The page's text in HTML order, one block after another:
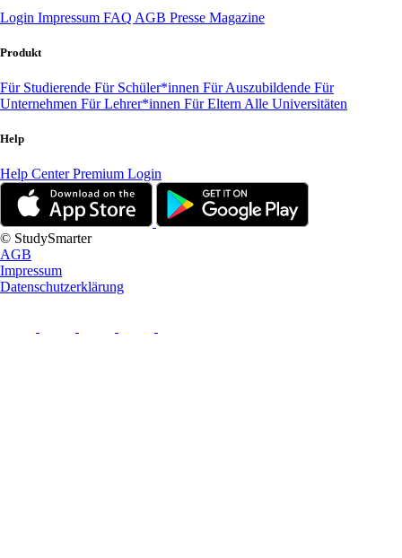
Login Impressum FAQ AGB Presse Magazine
Produkt
Für Studierende Für Schüler*innen Für Auszubildende Für
Unternehmen Für Lehrer*innen Für Eltern Alle Universitäten
Help
Help CenterPremium Login
© StudySmarter
AGB
Impressum
Datenschutzerklärung